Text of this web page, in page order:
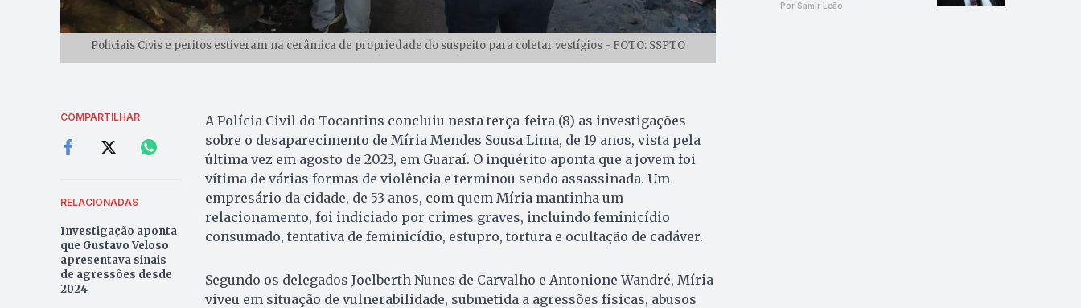
Policiais Civis e peritos estiveram na cerâmica de propriedade do suspeito para coletar vestígios - FOTO: SSPTO
COMPARTILHAR
RELACIONADAS
Investigação aponta
que Gustavo Veloso
apresentava sinais
de agressões desde
2024
A Polícia Civil do Tocantins concluiu nesta terça-feira (8) as investigações
sobre o desaparecimento de Míria Mendes Sousa Lima, de 19 anos, vista pela
última vez em agosto de 2023, em Guaraí. O inquérito aponta que a jovem foi
vítima de várias formas de violência e terminou sendo assassinada. Um
empresário da cidade, de 53 anos, com quem Míria mantinha um
relacionamento, foi indiciado por crimes graves, incluindo feminicídio
consumado, tentativa de feminicídio, estupro, tortura e ocultação de cadáver.
Segundo os delegados Joelberth Nunes de Carvalho e Antonione Wandré, Míria
viveu em situação de vulnerabilidade, submetida a agressões físicas, abusos
Por Samir Leão